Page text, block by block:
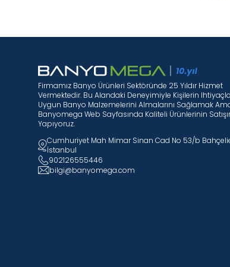
Firmamız Banyo Ürünleri Sektöründe 25 Yıldır Hizmet
Vermektedir. Bu Alandaki Deneyimiyle Kişilerin
Uygun Banyo Malzemelerini Almalarını Sağlamak
Banyomega Web Sayfasında Kaliteli Ürünlerinin
Yapıyoruz.
Cumhuriyet Mah Mimar Sinan Cad No 53/b
İstanbul
902126555446
bilgi@banyomega.com